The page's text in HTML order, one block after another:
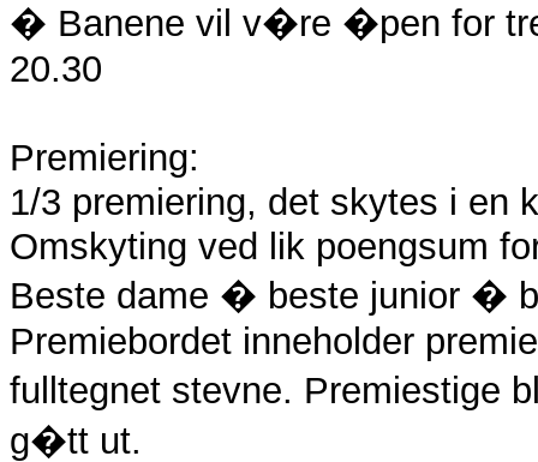
� Banene vil v�re �pen for
20.30
Premiering:
1/3 premiering, det skytes i en
Omskyting ved lik poengsum
Beste dame � beste junior �
Premiebordet inneholder
fulltegnet stevne. Premiestige
g�tt ut.